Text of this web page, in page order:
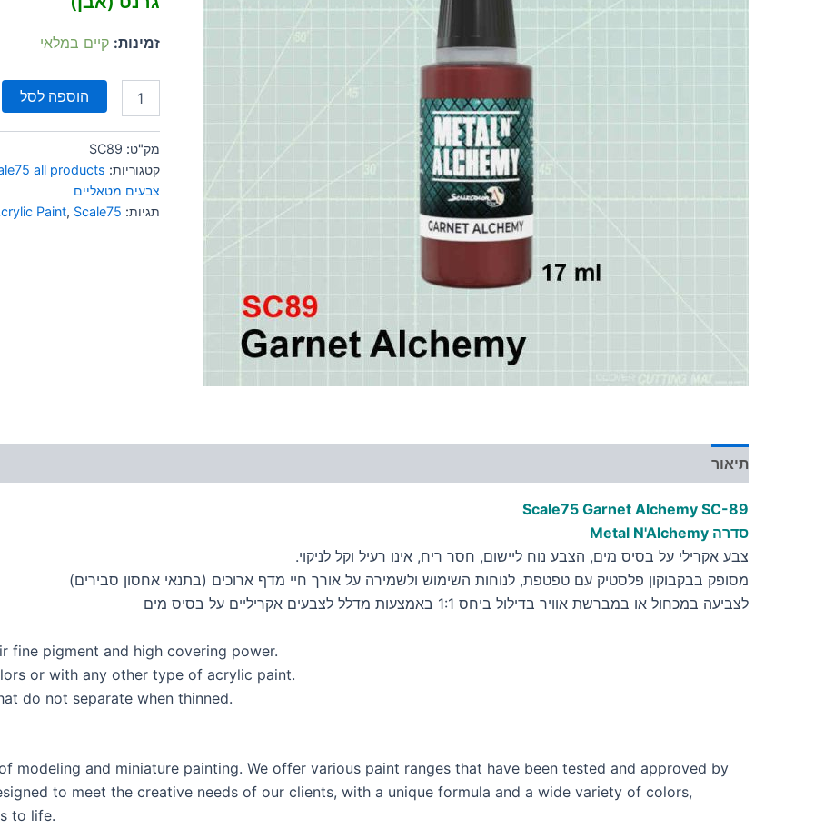
זמינות: קיים במלאי
הוספה לסל
מק"ט: SC89
קטגוריות: all products
צבעים מטאליים
תגיות:
Paint, Scale75
תיאור
Scale75 Garnet Alchemy SC-89
סדרה Metal N'Alchemy
צבע אקרילי על בסיס מים, הצבע נוח ליישום, חסר ריח, אינו רעיל וקל לניקוי.
מסופק בבקבוקון פלסטיק עם טפטפת, לנוחות השימוש ולשמירה על אורך חיי מדף ארוכים (בתנאי אחסון סבירים)
לצביעה במכחול או במברשת אוויר בדילול ביחס 1:1 באמצעות מדלל לצבעים אקריליים על בסיס מים
fine pigment and high covering power.
or with any other type of acrylic paint.
do not separate when thinned.
modeling and miniature painting. We offer various paint ranges that have been tested and approved by
to meet the creative needs of our clients, with a unique formula and a wide variety of colors,
to life.